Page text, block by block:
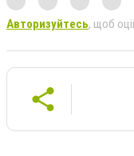
Авторизуйтесь, щоб